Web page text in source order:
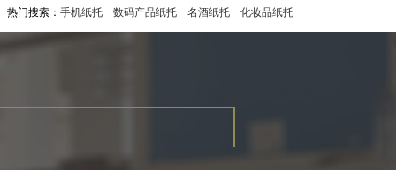
热门搜索： 手机纸托 数码产品纸托 名酒纸托 化妆品纸托